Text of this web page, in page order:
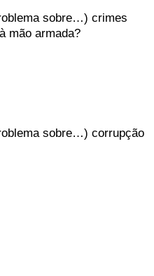
sobre…) crimes
mão armada?
sobre…) corrupção